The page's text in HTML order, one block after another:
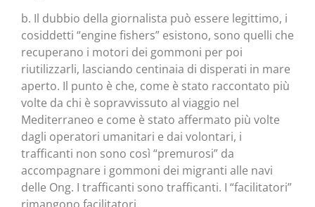
b. Il dubbio della giornalista può essere legittimo, i
cosiddetti “engine fishers” esistono, sono quelli che
recuperano i motori dei gommoni per poi
riutilizzarli, lasciando centinaia di disperati in mare
aperto. Il punto è che, come è stato raccontato più
volte da chi è sopravvissuto al viaggio nel
Mediterraneo e come è stato affermato più volte
dagli operatori umanitari e dai volontari, i
trafficanti non sono così “premurosi” da
accompagnare i gommoni dei migranti alle navi
delle Ong. I trafficanti sono trafficanti. I “facilitatori”
rimangono facilitatori.